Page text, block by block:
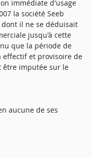
immédiate d'usage
la société Seeb
il ne se déduisait
jusqu'à cette
que la période de
et provisoire de
être imputée sur le
aucune de ses